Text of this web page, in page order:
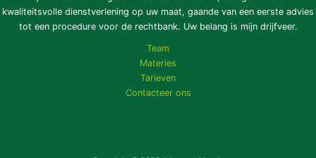
kwaliteitsvolle dienstverlening op uw maat, gaande van een eerste advies
tot een procedure voor de rechtbank. Uw belang is mijn drijfveer.
Team
Materies
Tarieven
Contacteer ons